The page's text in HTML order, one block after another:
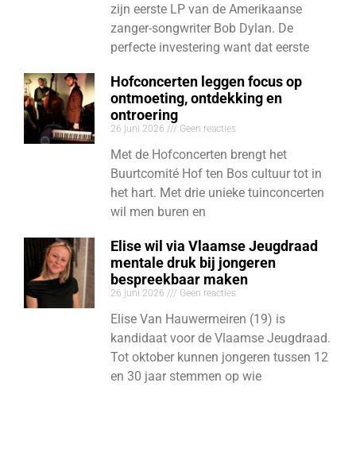
zijn eerste LP van de Amerikaanse
zanger-songwriter Bob Dylan. De
perfecte investering want dat eerste
Hofconcerten leggen focus op
ontmoeting, ontdekking en
ontroering
26 juni 2026 Geen reacties
Met de Hofconcerten brengt het
Buurtcomité Hof ten Bos cultuur tot in
het hart. Met drie unieke tuinconcerten
wil men buren en
Elise wil via Vlaamse Jeugdraad
mentale druk bij jongeren
bespreekbaar maken
26 juni 2026 Geen reacties
Elise Van Hauwermeiren (19) is
kandidaat voor de Vlaamse Jeugdraad.
Tot oktober kunnen jongeren tussen 12
en 30 jaar stemmen op wie